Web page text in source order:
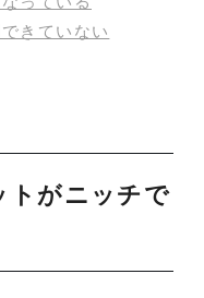
きていない
トがニッチで